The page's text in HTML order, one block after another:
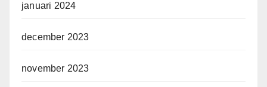
januari 2024
december 2023
november 2023